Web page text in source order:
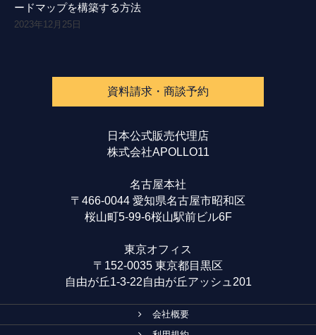
ードマップを構築する方法
2023年12月25日
資料請求・商談予約
日本公式販売代理店
株式会社APOLLO11
名古屋本社
〒466-0044 愛知県名古屋市昭和区
桜山町5-99-6桜山駅前ビル6F
東京オフィス
〒152-0035 東京都目黒区
自由が丘1-3-22自由が丘アッシュ201
会社概要